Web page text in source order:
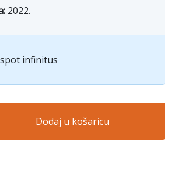
2022.
infinitus
Dodaj u košaricu